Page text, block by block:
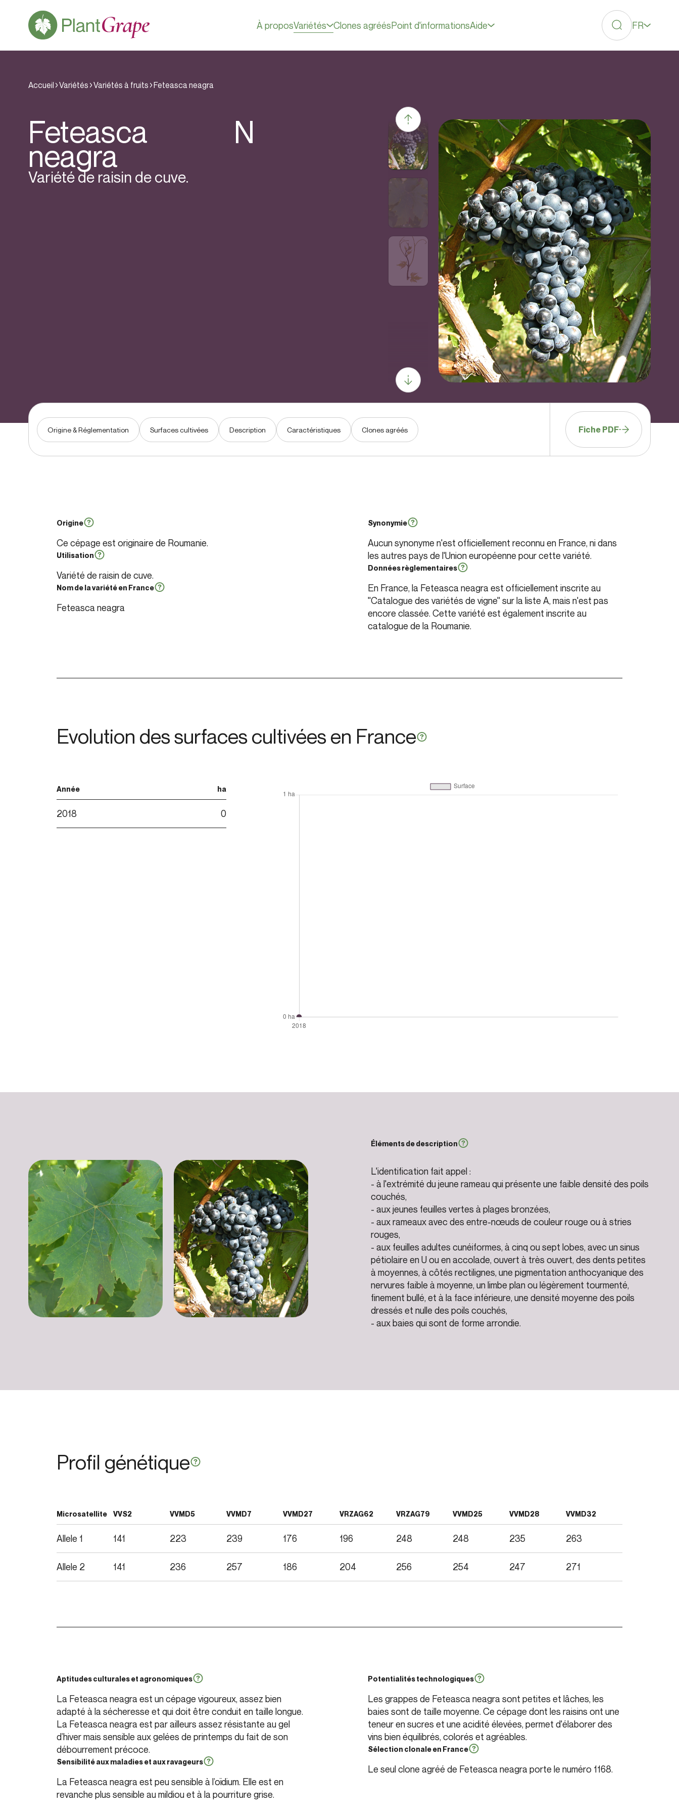
À proposVariétés Clones agréésPoint d'informationsAide FR
Accueil Variétés Variétés à fruits Feteasca neagra
Feteasca
neagra
N
Variété de raisin de cuve.
Origine & Réglementation Surfaces cultivées Description Caractéristiques Clones agréés Fiche PDF
Origine
Ce cépage est originaire de Roumanie.
Utilisation
Variété de raisin de cuve.
Nom de la variété en France
Feteasca neagra
Synonymie
Aucun synonyme n'est officiellement reconnu en France, ni dans
les autres pays de l'Union européenne pour cette variété.
Données règlementaires
En France, la Feteasca neagra est officiellement inscrite au
"Catalogue des variétés de vigne" sur la liste A, mais n'est pas
encore classée. Cette variété est également inscrite au
catalogue de la Roumanie.
Evolution des surfaces cultivées en France
Année ha
2018 0
Éléments de description
L'identification fait appel :
- à l'extrémité du jeune rameau qui présente une faible densité des poils
couchés,
- aux jeunes feuilles vertes à plages bronzées,
- aux rameaux avec des entre-nœuds de couleur rouge ou à stries
rouges,
- aux feuilles adultes cunéiformes, à cinq ou sept lobes, avec un sinus
pétiolaire en U ou en accolade, ouvert à très ouvert, des dents petites
à moyennes, à côtés rectilignes, une pigmentation anthocyanique des
nervures faible à moyenne, un limbe plan ou légèrement tourmenté,
finement bullé, et à la face inférieure, une densité moyenne des poils
dressés et nulle des poils couchés,
- aux baies qui sont de forme arrondie.
Profil génétique
Microsatellite VVS2 VVMD5 VVMD7 VVMD27 VRZAG62 VRZAG79 VVMD25 VVMD28 VVMD32
Allele 1 141 223 239 176 196 248 248 235 263
Allele 2 141 236 257 186 204 256 254 247 271
Aptitudes culturales et agronomiques
La Feteasca neagra est un cépage vigoureux, assez bien
adapté à la sécheresse et qui doit être conduit en taille longue.
La Feteasca neagra est par ailleurs assez résistante au gel
d’hiver mais sensible aux gelées de printemps du fait de son
débourrement précoce.
Sensibilité aux maladies et aux ravageurs
La Feteasca neagra est peu sensible à l’oïdium. Elle est en
revanche plus sensible au mildiou et à la pourriture grise.
Potentialités technologiques
Les grappes de Feteasca neagra sont petites et lâches, les
baies sont de taille moyenne. Ce cépage dont les raisins ont une
teneur en sucres et une acidité élevées, permet d'élaborer des
vins bien équilibrés, colorés et agréables.
Sélection clonale en France
Le seul clone agréé de Feteasca neagra porte le numéro 1168.